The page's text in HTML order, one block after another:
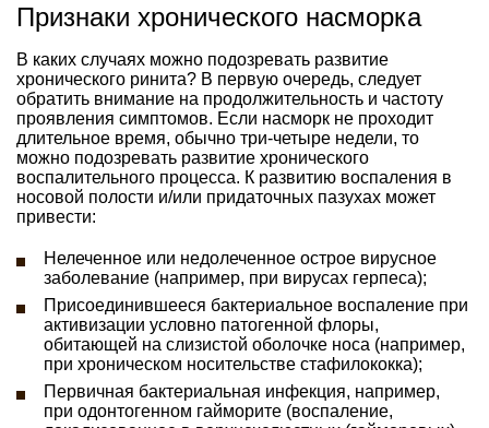
Признаки хронического насморка
В каких случаях можно подозревать развитие
хронического ринита? В первую очередь, следует
обратить внимание на продолжительность и частоту
проявления симптомов. Если насморк не проходит
длительное время, обычно три-четыре недели, то
можно подозревать развитие хронического
воспалительного процесса. К развитию воспаления в
носовой полости и/или придаточных пазухах может
привести:
Нелеченное или недолеченное острое вирусное
заболевание (например, при вирусах герпеса);
Присоединившееся бактериальное воспаление при
активизации условно патогенной флоры,
обитающей на слизистой оболочке носа (например,
при хроническом носительстве стафилококка);
Первичная бактериальная инфекция, например,
при одонтогенном гайморите (воспаление,